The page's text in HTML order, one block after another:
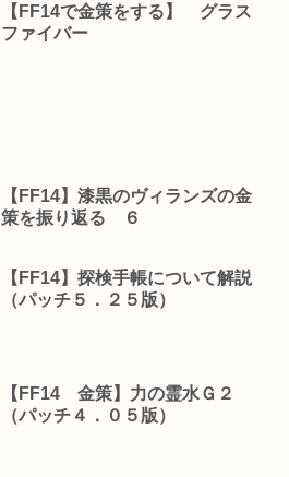
【FF14で金策をする】 グラス
ファイバー
【FF14】漆黒のヴィランズの金
策を振り返る ６
【FF14】探検手帳について解説
（パッチ５．２５版）
【FF14 金策】力の霊水Ｇ２
（パッチ４．０５版）